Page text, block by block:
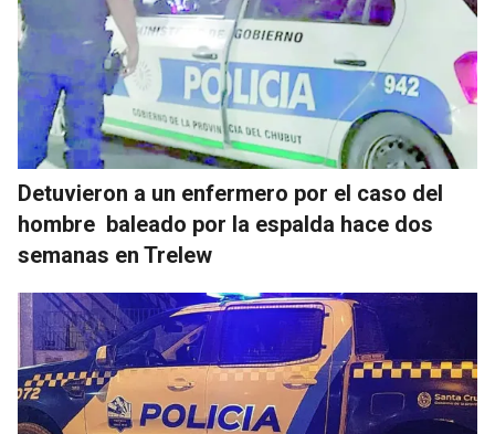
Detuvieron a un enfermero por el caso del
hombre baleado por la espalda hace dos
semanas en Trelew